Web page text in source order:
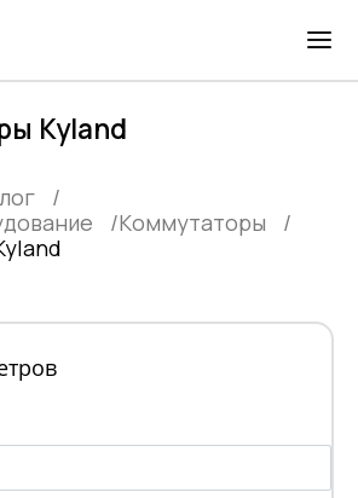
Kyland
Kоммутаторы